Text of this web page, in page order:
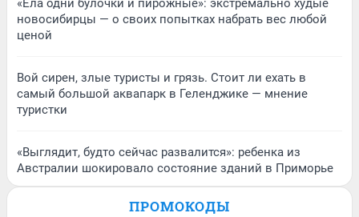
«Ела одни булочки и пирожные»: экстремально худые
новосибирцы — о своих попытках набрать вес любой
ценой
Вой сирен, злые туристы и грязь. Стоит ли ехать в
самый большой аквапарк в Геленджике — мнение
туристки
«Выглядит, будто сейчас развалится»: ребенка из
Австралии шокировало состояние зданий в Приморье
ПРОМОКОДЫ